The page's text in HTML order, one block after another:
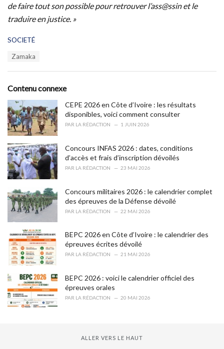
de faire tout son possible pour retrouver l’ass@ssin et le
traduire en justice. »
C
o
r
i
e
s
:
SOCIETÉ
:
Zamaka
Contenu connexe
CEPE 2026 en Côte d’Ivoire : les résultats
disponibles, voici comment consulter
PAR LA RÉDACTION 1 JUIN 2026
Concours INFAS 2026 : dates, conditions
d’accès et frais d’inscription dévoilés
PAR LA RÉDACTION 23 MAI 2026
Concours militaires 2026 : le calendrier complet
des épreuves de la Défense dévoilé
PAR LA RÉDACTION 22 MAI 2026
BEPC 2026 en Côte d’Ivoire : le calendrier des
épreuves écrites dévoilé
PAR LA RÉDACTION 21 MAI 2026
BEPC 2026 : voici le calendrier officiel des
épreuves orales
PAR LA RÉDACTION 20 MAI 2026
ALLER VERS LE HAUT